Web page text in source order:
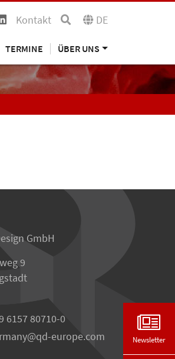
Kontakt DE
TERMINE ÜBER UNS
GmbH
9
6157 80710-0
qd-europe.com Newsletter